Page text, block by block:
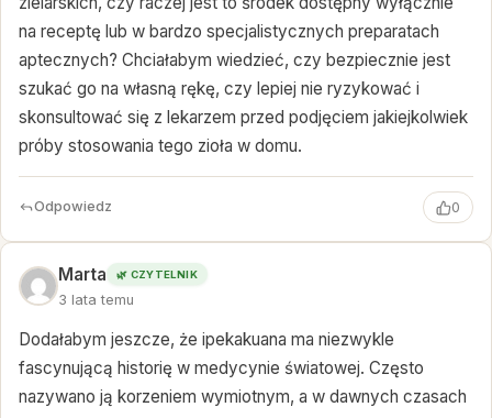
na receptę lub w bardzo specjalistycznych preparatach
aptecznych? Chciałabym wiedzieć, czy bezpiecznie jest
szukać go na własną rękę, czy lepiej nie ryzykować i
skonsultować się z lekarzem przed podjęciem jakiejkolwiek
próby stosowania tego zioła w domu.
Odpowiedz 0
Marta 🌿 CZYTELNIK
3 lata temu
Dodałabym jeszcze, że ipekakuana ma niezwykle
fascynującą historię w medycynie światowej. Często
nazywano ją korzeniem wymiotnym, a w dawnych czasach